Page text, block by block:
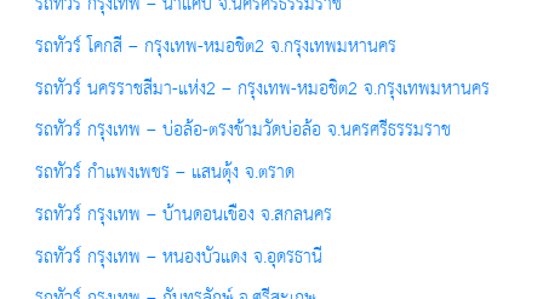
รถทัวร์ โคกสี – กรุงเทพ-หมอชิต2 จ.กรุงเทพมหานคร
รถทัวร์ นครราชสีมา-แห่ง2 – กรุงเทพ-หมอชิต2 จ.กรุงเทพมหานคร
รถทัวร์ กรุงเทพ – บ่อล้อ-ตรงข้ามวัดบ่อล้อ จ.นครศรีธรรมราช
รถทัวร์ กำแพงเพชร – แสนตุ้ง จ.ตราด
รถทัวร์ กรุงเทพ – บ้านดอนเขือง จ.สกลนคร
รถทัวร์ กรุงเทพ – หนองบัวแดง จ.อุดรธานี